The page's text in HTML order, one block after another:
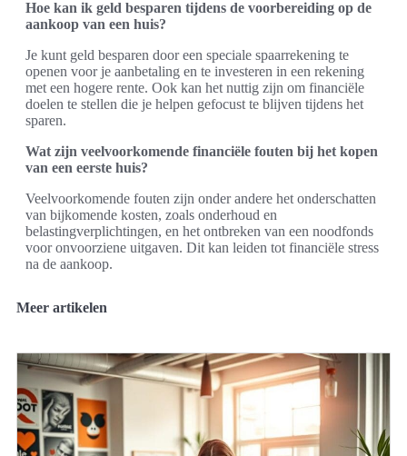
Hoe kan ik geld besparen tijdens de voorbereiding op de
aankoop van een huis?
Je kunt geld besparen door een speciale spaarrekening te
openen voor je aanbetaling en te investeren in een rekening
met een hogere rente. Ook kan het nuttig zijn om financiële
doelen te stellen die je helpen gefocust te blijven tijdens het
sparen.
Wat zijn veelvoorkomende financiële fouten bij het kopen
van een eerste huis?
Veelvoorkomende fouten zijn onder andere het onderschatten
van bijkomende kosten, zoals onderhoud en
belastingverplichtingen, en het ontbreken van een noodfonds
voor onvoorziene uitgaven. Dit kan leiden tot financiële stress
na de aankoop.
Meer artikelen